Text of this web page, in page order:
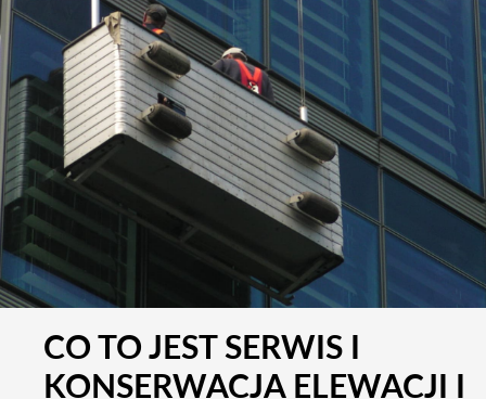
CO TO JEST SERWIS I
KONSERWACJA ELEWACJI I